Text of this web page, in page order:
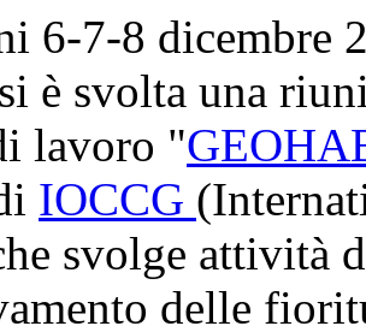
6-7-8 dicembre
è svolta una
lavoro "
IOCCG
svolge attività
delle